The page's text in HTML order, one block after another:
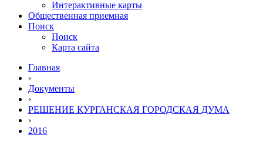
Интерактивные карты
Общественная приемная
Поиск
Поиск
Карта сайта
Главная
›
Документы
›
РЕШЕНИЕ КУРГАНСКАЯ ГОРОДСКАЯ ДУМА
›
2016